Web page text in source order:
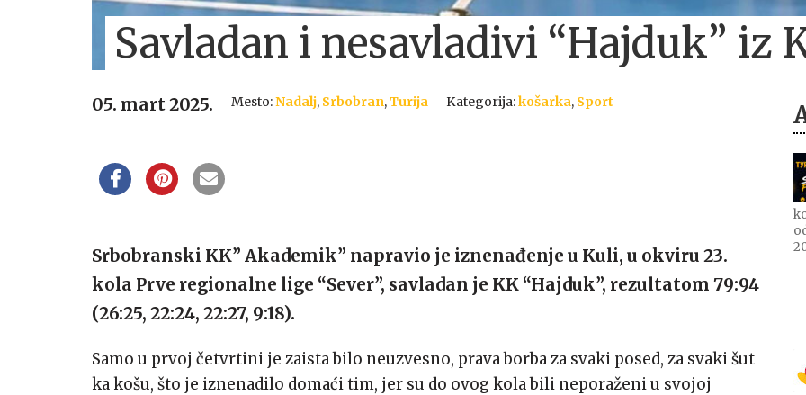
Savladan i nesavladivi “Hajduk” iz
05. mart 2025. Mesto:Nadalj, Srbobran,Turija Kategorija:košarka, Sport
Srbobranski KK” Akademik” napravio je iznenađenje u Kuli, u okviru 23.
kola Prve regionalne lige “Sever”, savladan je KK “Hajduk”, rezultatom 79:94
(26:25, 22:24, 22:27, 9:18).
Samo u prvoj četvrtini je zaista bilo neuzvesno, prava borba za svaki posed, za svaki šut
ka košu, što je iznenadilo domaći tim, jer su do ovog kola bili neporaženi u svojoj